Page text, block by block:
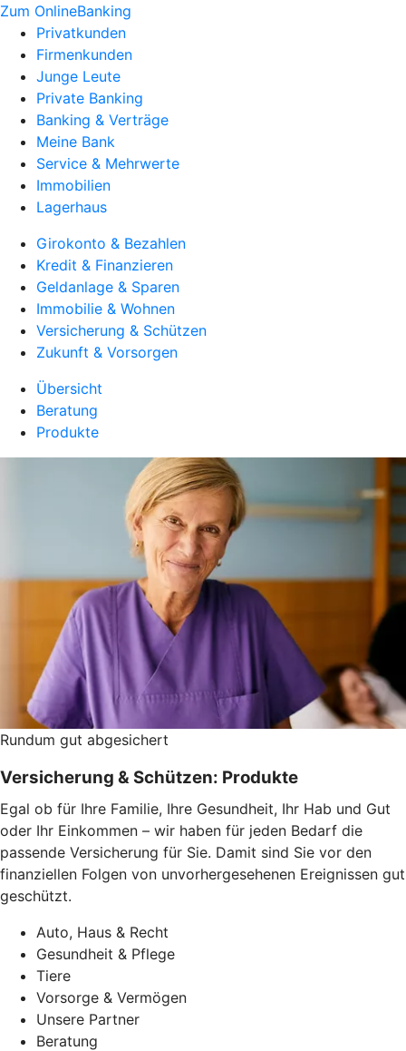
Zum OnlineBanking
Privatkunden
Firmenkunden
Junge Leute
Private Banking
Banking & Verträge
Meine Bank
Service & Mehrwerte
Immobilien
Lagerhaus
Girokonto & Bezahlen
Kredit & Finanzieren
Geldanlage & Sparen
Immobilie & Wohnen
Versicherung & Schützen
Zukunft & Vorsorgen
Übersicht
Beratung
Produkte
Rundum gut abgesichert
Versicherung & Schützen: Produkte
Egal ob für Ihre Familie, Ihre Gesundheit, Ihr Hab und Gut
oder Ihr Einkommen – wir haben für jeden Bedarf die
passende Versicherung für Sie. Damit sind Sie vor den
finanziellen Folgen von unvorhergesehenen Ereignissen gut
geschützt.
Auto, Haus & Recht
Gesundheit & Pflege
Tiere
Vorsorge & Vermögen
Unsere Partner
Beratung